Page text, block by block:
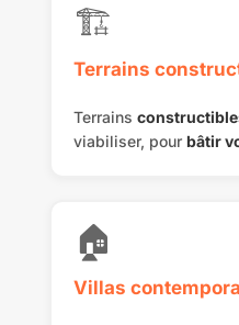
🏗️
Terrains
Terrains
viabiliser, pour bâtir
🏠
Villas